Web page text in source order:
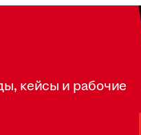
кейсы и рабочие